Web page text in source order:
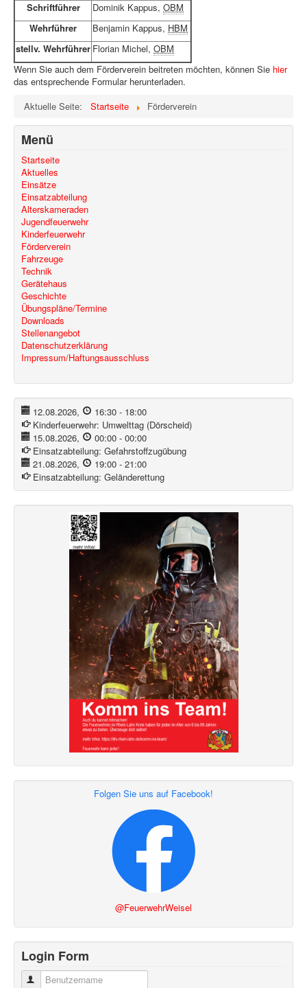
Schriftführer
Dominik Kappus, OBM
Wehrführer
Benjamin Kappus, HBM
stellv. Wehrführer Florian Michel, OBM
Wenn Sie auch dem Förderverein beitreten möchten, können Sie hier
das entsprechende Formular herunterladen.
Aktuelle Seite:
Startseite Förderverein
Menü
Startseite
Aktuelles
Einsätze
Einsatzabteilung
Alterskameraden
Jugendfeuerwehr
Kinderfeuerwehr
Förderverein
Fahrzeuge
Technik
Gerätehaus
Geschichte
Übungspläne/Termine
Downloads
Stellenangebot
Datenschutzerklärung
Impressum/Haftungsausschluss
12.08.2026, 16:30- 18:00
Kinderfeuerwehr: Umwelttag (Dörscheid)
15.08.2026, 00:00- 00:00
Einsatzabteilung:Gefahrstoffzugübung
21.08.2026, 19:00- 21:00
Einsatzabteilung:Geländerettung
Folgen Sie uns auf Facebook!
@FeuerwehrWeisel
Login Form
Benutzername